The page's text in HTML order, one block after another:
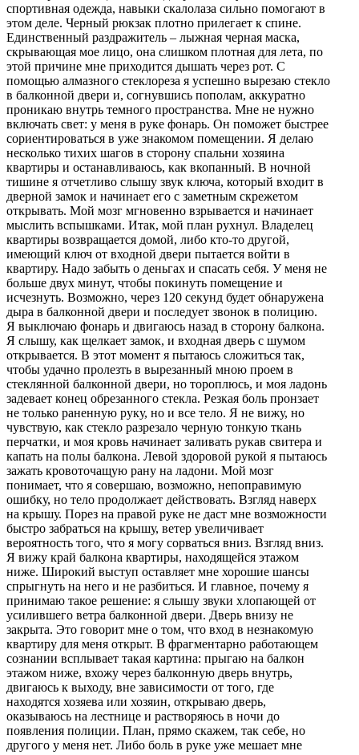
спортивная одежда, навыки скалолаза сильно помогают в
этом деле. Черный рюкзак плотно прилегает к спине.
Единственный раздражитель – лыжная черная маска,
скрывающая мое лицо, она слишком плотная для лета, по
этой причине мне приходится дышать через рот. С
помощью алмазного стеклореза я успешно вырезаю стекло
в балконной двери и, согнувшись пополам, аккуратно
проникаю внутрь темного пространства. Мне не нужно
включать свет: у меня в руке фонарь. Он поможет быстрее
сориентироваться в уже знакомом помещении. Я делаю
несколько тихих шагов в сторону спальни хозяина
квартиры и останавливаюсь, как вкопанный. В ночной
тишине я отчетливо слышу звук ключа, который входит в
дверной замок и начинает его с заметным скрежетом
открывать. Мой мозг мгновенно взрывается и начинает
мыслить вспышками. Итак, мой план рухнул. Владелец
квартиры возвращается домой, либо кто-то другой,
имеющий ключ от входной двери пытается войти в
квартиру. Надо забыть о деньгах и спасать себя. У меня не
больше двух минут, чтобы покинуть помещение и
исчезнуть. Возможно, через 120 секунд будет обнаружена
дыра в балконной двери и последует звонок в полицию.
Я выключаю фонарь и двигаюсь назад в сторону балкона.
Я слышу, как щелкает замок, и входная дверь с шумом
открывается. В этот момент я пытаюсь сложиться так,
чтобы удачно пролезть в вырезанный мною проем в
стеклянной балконной двери, но тороплюсь, и моя ладонь
задевает конец обрезанного стекла. Резкая боль пронзает
не только раненную руку, но и все тело. Я не вижу, но
чувствую, как стекло разрезало черную тонкую ткань
перчатки, и моя кровь начинает заливать рукав свитера и
капать на полы балкона. Левой здоровой рукой я пытаюсь
зажать кровоточащую рану на ладони. Мой мозг
понимает, что я совершаю, возможно, непоправимую
ошибку, но тело продолжает действовать. Взгляд наверх
на крышу. Порез на правой руке не даст мне возможности
быстро забраться на крышу, ветер увеличивает
вероятность того, что я могу сорваться вниз. Взгляд вниз.
Я вижу край балкона квартиры, находящейся этажом
ниже. Широкий выступ оставляет мне хорошие шансы
спрыгнуть на него и не разбиться. И главное, почему я
принимаю такое решение: я слышу звуки хлопающей от
усилившего ветра балконной двери. Дверь внизу не
закрыта. Это говорит мне о том, что вход в незнакомую
квартиру для меня открыт. В фрагментарно работающем
сознании всплывает такая картина: прыгаю на балкон
этажом ниже, вхожу через балконную дверь внутрь,
двигаюсь к выходу, вне зависимости от того, где
находятся хозяева или хозяин, открываю дверь,
оказываюсь на лестнице и растворяюсь в ночи до
появления полиции. План, прямо скажем, так себе, но
другого у меня нет. Либо боль в руке уже мешает мне